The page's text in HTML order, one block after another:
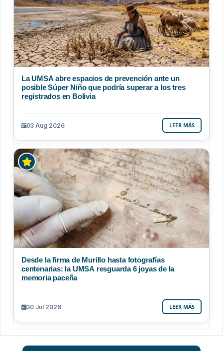
La UMSA abre espacios de prevención ante un
posible Súper Niño que podría superar a los tres
registrados en Bolivia
03 Aug 2026 LEER MÁS
Desde la firma de Murillo hasta fotografías
centenarias: la UMSA resguarda 6 joyas de la
memoria paceña
30 Jul 2026 LEER MÁS